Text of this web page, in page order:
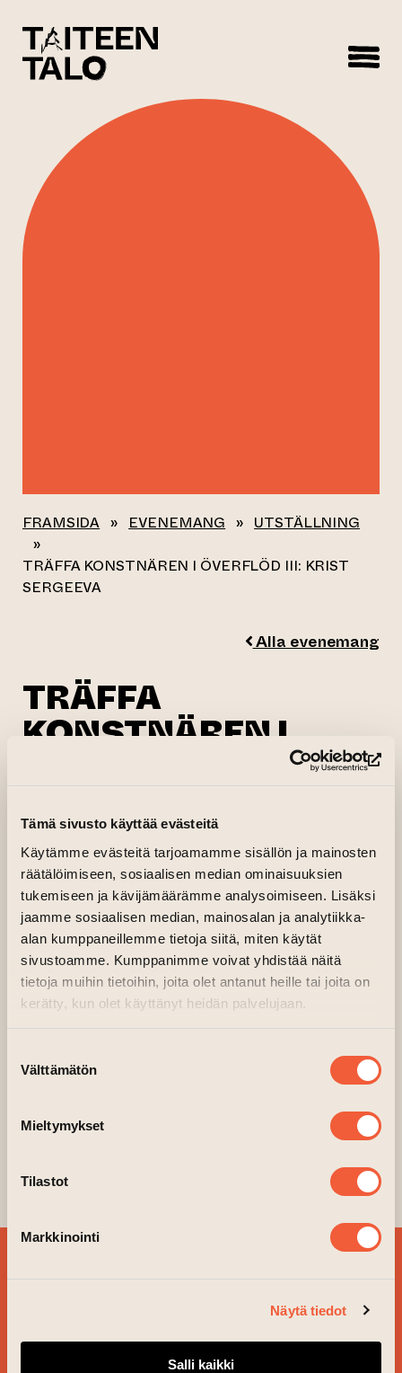
Tämä sivusto käyttää evästeitä
Käytämme evästeitä tarjoamamme sisällön ja mainosten
räätälöimiseen, sosiaalisen median ominaisuuksien
tukemiseen ja kävijämäärämme analysoimiseen. Lisäksi
jaamme sosiaalisen median, mainosalan ja analytiikka-
alan kumppaneillemme tietoja siitä, miten käytät
sivustoamme. Kumppanimme voivat yhdistää näitä
tietoja muihin tietoihin, joita olet antanut heille tai joita on
kerätty, kun olet käyttänyt heidän palvelujaan.
valinta
Välttämätön
Mieltymykset
Tilastot
Markkinointi
Näytä tiedot
Salli kaikki
FRAMSIDA » EVENEMANG » UTSTÄLLNING
»
TRÄFFA KONSTNÄREN I ÖVERFLÖD III: KRIST
SERGEEVA
Alla evenemang
TRÄFFA
KONSTNÄREN I
ÖVERFLÖD III: KRIST
31.08.2024 kl. 11.00—14.30
Huvudsal, 2 våning, Fabrik
Träffa konstnärerna i Överflöd III
utställning. Krist Sergeeva är på plats
31.8. kl. 11-14.30.
FÖLJ VAD SOM ÄR PÅ
GÅNG!